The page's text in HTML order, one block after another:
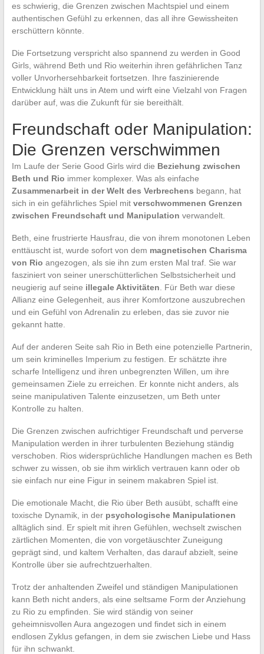
es schwierig, die Grenzen zwischen Machtspiel und einem
authentischen Gefühl zu erkennen, das all ihre Gewissheiten
erschüttern könnte.
Die Fortsetzung verspricht also spannend zu werden in Good
Girls, während Beth und Rio weiterhin ihren gefährlichen Tanz
voller Unvorhersehbarkeit fortsetzen. Ihre faszinierende
Entwicklung hält uns in Atem und wirft eine Vielzahl von Fragen
darüber auf, was die Zukunft für sie bereithält.
Freundschaft oder Manipulation:
Die Grenzen verschwimmen
Im Laufe der Serie Good Girls wird die Beziehung zwischen
Beth und Rio immer komplexer. Was als einfache
Zusammenarbeit in der Welt des Verbrechens begann, hat
sich in ein gefährliches Spiel mit verschwommenen Grenzen
zwischen Freundschaft und Manipulation verwandelt.
Beth, eine frustrierte Hausfrau, die von ihrem monotonen Leben
enttäuscht ist, wurde sofort von dem magnetischen Charisma
von Rio angezogen, als sie ihn zum ersten Mal traf. Sie war
fasziniert von seiner unerschütterlichen Selbstsicherheit und
neugierig auf seine illegale Aktivitäten . Für Beth war diese
Allianz eine Gelegenheit, aus ihrer Komfortzone auszubrechen
und ein Gefühl von Adrenalin zu erleben, das sie zuvor nie
gekannt hatte.
Auf der anderen Seite sah Rio in Beth eine potenzielle Partnerin,
um sein kriminelles Imperium zu festigen. Er schätzte ihre
scharfe Intelligenz und ihren unbegrenzten Willen, um ihre
gemeinsamen Ziele zu erreichen. Er konnte nicht anders, als
seine manipulativen Talente einzusetzen, um Beth unter
Kontrolle zu halten.
Die Grenzen zwischen aufrichtiger Freundschaft und perverse
Manipulation werden in ihrer turbulenten Beziehung ständig
verschoben. Rios widersprüchliche Handlungen machen es Beth
schwer zu wissen, ob sie ihm wirklich vertrauen kann oder ob
sie einfach nur eine Figur in seinem makabren Spiel ist.
Die emotionale Macht, die Rio über Beth ausübt, schafft eine
toxische Dynamik, in der psychologische Manipulationen
alltäglich sind. Er spielt mit ihren Gefühlen, wechselt zwischen
zärtlichen Momenten, die von vorgetäuschter Zuneigung
geprägt sind, und kaltem Verhalten, das darauf abzielt, seine
Kontrolle über sie aufrechtzuerhalten.
Trotz der anhaltenden Zweifel und ständigen Manipulationen
kann Beth nicht anders, als eine seltsame Form der Anziehung
zu Rio zu empfinden. Sie wird ständig von seiner
geheimnisvollen Aura angezogen und findet sich in einem
endlosen Zyklus gefangen, in dem sie zwischen Liebe und Hass
für ihn schwankt.